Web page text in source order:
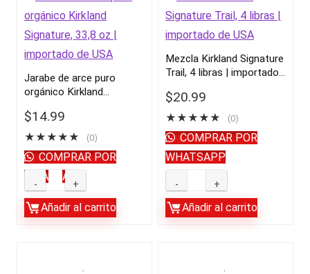
2,5
libras
|
importado
de
USA
quantity
Jarabe de arce puro
orgánico Kirkland
importado de USA
$14.99
★★★★★ (0)
Jarabe
de
arce
Añadir al carrito
COMPRAR POR
WHATSAPP
Mezcla Kirkland Signature
Trail, 4 libras | importado
$20.99
★★★★★ (0)
Kirkland
Signature
Añadir al carrito
COMPRAR POR
WHATSAPP